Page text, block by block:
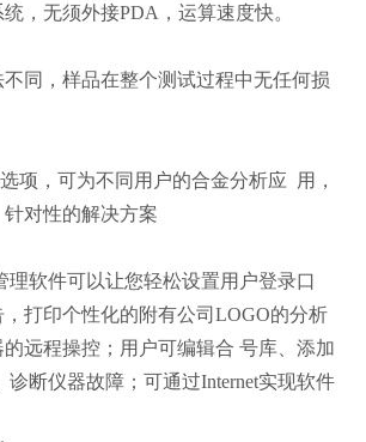
，无须外接PDA，运算速度快。
同，样品在整个测试过程中无任何损
项，可为不同用户的合金分析应 用，
对性的解决方案
理软件可以让您轻松设置用户登录口
打印个性化的附有公司LOGO的分析
远程操控；用户可编辑合 号库、添加
诊断仪器故障；可通过Internet实现软件